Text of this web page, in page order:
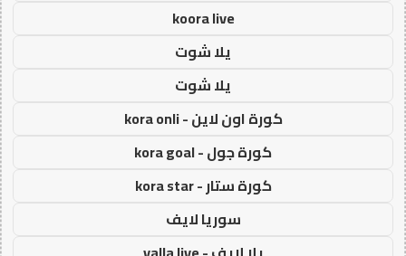
koora live
يلا شوت
يلا شوت
كورة اون لاين - kora onli
كورة جول - kora goal
كورة ستار - kora star
سوريا لايف